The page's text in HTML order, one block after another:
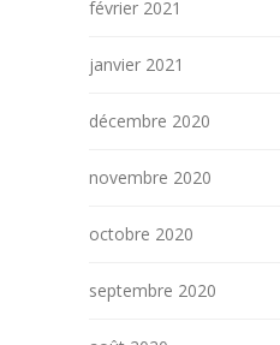
février 2021
janvier 2021
décembre 2020
novembre 2020
octobre 2020
septembre 2020